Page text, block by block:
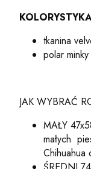
tkanina
polar
JAK WYBRAĆ
MAŁY
małych
Chihuahua